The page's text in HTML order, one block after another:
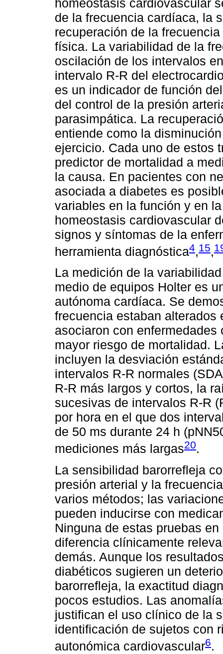
homeostasis cardiovascular
de la frecuencia cardíaca, la
recuperación de la
física. La variabilidad de la
oscilación de los intervalos
intervalo R-R del
es un indicador de función
del control de la presión
parasimpática. La
entiende como la
ejercicio. Cada uno de estos
predictor de mortalidad a
la causa. En pacientes con
asociada a diabetes es
variables en la función y en
homeostasis cardiovascular
signos y síntomas de la
herramienta diagnóstica4,15,
La medición de la
medio de equipos Holter es
autónoma cardíaca. Se
frecuencia estaban alterados
asociaron con
mayor riesgo de mortalidad.
incluyen la desviación
intervalos R-R normales
R-R más largos y cortos, la
sucesivas de intervalos R-R
por hora en el que dos
de 50 ms durante 24 h
mediciones más largas20.
La sensibilidad barorrefleja
presión arterial y la
varios métodos; las
pueden inducirse con
Ninguna de estas pruebas
diferencia clínicamente
demás. Aunque los
diabéticos sugieren un
barorrefleja, la exactitud
pocos estudios. Las
justifican el uso clínico de la
identificación de sujetos con
autonómica cardiovascular6.